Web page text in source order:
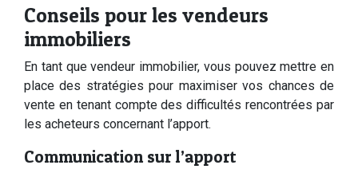
Conseils pour les vendeurs
immobiliers
En tant que vendeur immobilier, vous pouvez mettre en
place des stratégies pour maximiser vos chances de
vente en tenant compte des difficultés rencontrées par
les acheteurs concernant l’apport.
Communication sur l’apport